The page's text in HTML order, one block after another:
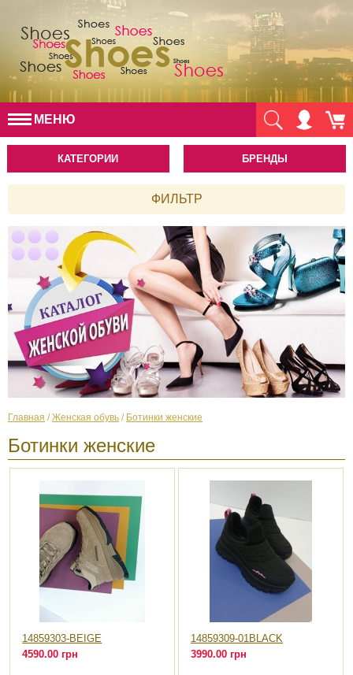
МЕНЮ
КАТЕГОРИИ БРЕНДЫ
ФИЛЬТР
Главная /Женская обувь / Ботинки женские
Ботинки женские
14859303-BEIGE
4590.00 грн
14859309-01BLACK
3990.00 грн